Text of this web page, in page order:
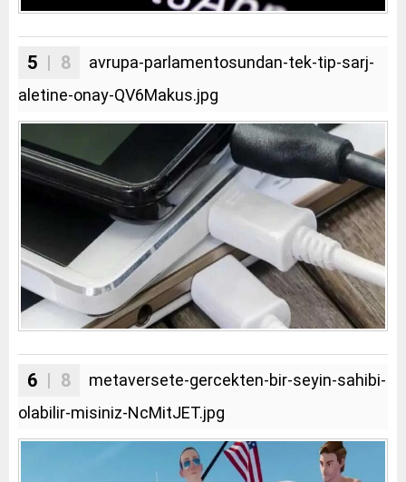
5 | 8
avrupa-parlamentosundan-tek-tip-sarj-
aletine-onay-QV6Makus.jpg
6 | 8
metaversete-gercekten-bir-seyin-sahibi-
olabilir-misiniz-NcMitJET.jpg